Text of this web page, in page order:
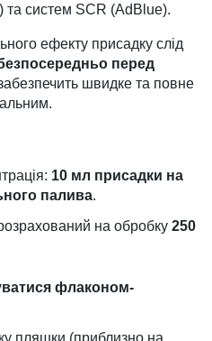
та систем SCR (AdBlue).
ефекту присадку слід
перед
швидке та повне
10 мл присадки на
палива.
на обробку 250
флаконом-
пляшки (приблизно на